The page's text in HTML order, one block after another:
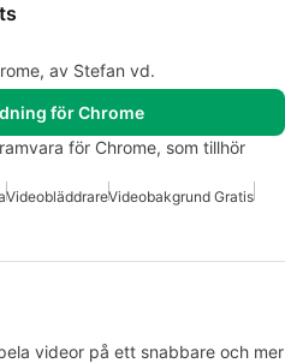
av Stefan vd.
för Chrome
för Chrome, som tillhör
VideobläddrareVideobakgrund Gratis
videor på ett snabbare och mer